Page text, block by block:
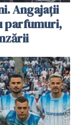
Angajații
parfumuri,